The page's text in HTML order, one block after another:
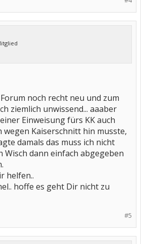
noch recht neu und zum
ziemlich unwissend... aaaber
Einweisung fürs KK auch
wegen Kaiserschnitt hin musste,
damals das muss ich nicht
Wisch dann einfach abgegeben
helfen..
hoffe es geht Dir nicht zu
#5